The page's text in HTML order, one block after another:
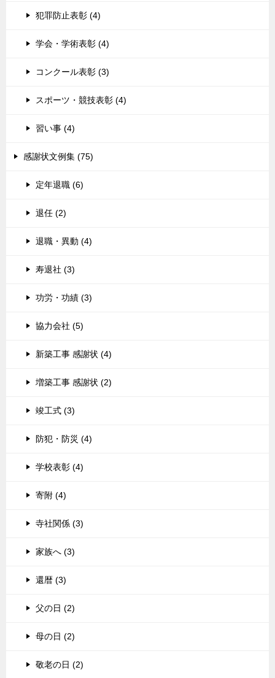
犯罪防止表彰 (4)
学会・学術表彰 (4)
コンクール表彰 (3)
スポーツ・競技表彰 (4)
習い事 (4)
感謝状文例集 (75)
定年退職 (6)
退任 (2)
退職・異動 (4)
寿退社 (3)
功労・功績 (3)
協力会社 (5)
新築工事 感謝状 (4)
増築工事 感謝状 (2)
竣工式 (3)
防犯・防災 (4)
学校表彰 (4)
寄附 (4)
寺社関係 (3)
家族へ (3)
還暦 (3)
父の日 (2)
母の日 (2)
敬老の日 (2)